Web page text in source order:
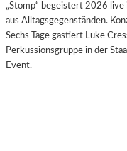
„Stomp“ begeistert 2026
aus Alltagsgegenständen.
Sechs Tage gastiert Luke
Perkussionsgruppe in der
Event.